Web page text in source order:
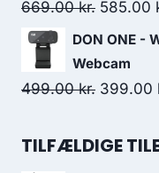
669.00kr. Original
price
was:
669.00
585.00
DON ONE -
Webcam
499.00kr. Original
was:
399.00
TILFÆLDIGE